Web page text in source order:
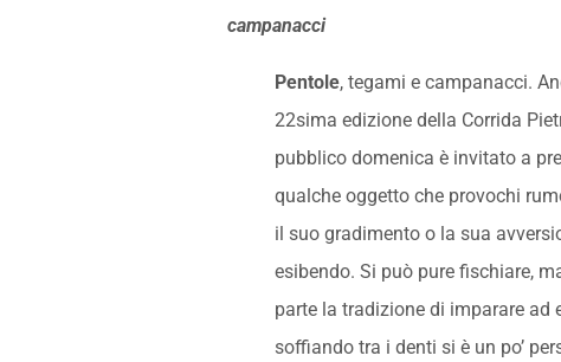
campanacci
Pentole, tegami e campanacci.
22sima edizione della Corrida
pubblico domenica è invitato a
qualche oggetto che provochi
il suo gradimento o la sua
esibendo. Si può pure fischiare,
parte la tradizione di imparare ad
soffiando tra i denti si è un po’